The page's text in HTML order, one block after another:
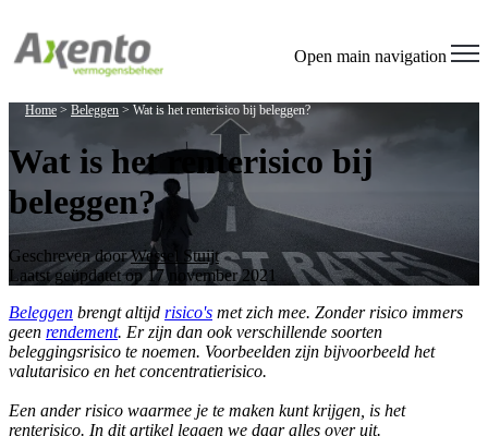
Open main navigation
Home > Beleggen > Wat is het renterisico bij beleggen?
Wat is het renterisico bij
beleggen?
Geschreven doorWessel Stuijt
Laatst geüpdatet op 17 november 2021
Beleggen brengt altijd risico's met zich mee. Zonder risico immers
geen rendement. Er zijn dan ook verschillende soorten
beleggingsrisico te noemen. Voorbeelden zijn bijvoorbeeld het
valutarisico en het concentratierisico.
Een ander risico waarmee je te maken kunt krijgen, is het
renterisico. In dit artikel leggen we daar alles over uit.